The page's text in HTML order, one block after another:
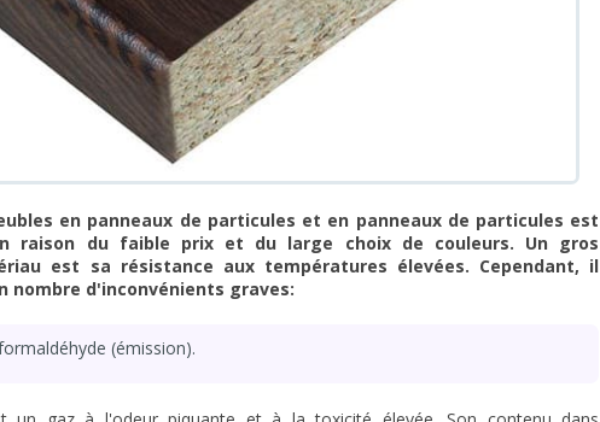
en panneaux de particules et en panneaux de particules est
raison du faible prix et du large choix de couleurs. Un gros
est sa résistance aux températures élevées. Cependant, il
nombre d'inconvénients graves:
(émission).